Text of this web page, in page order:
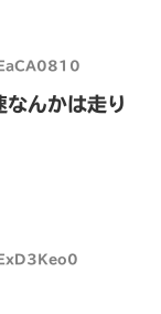
んかは走り